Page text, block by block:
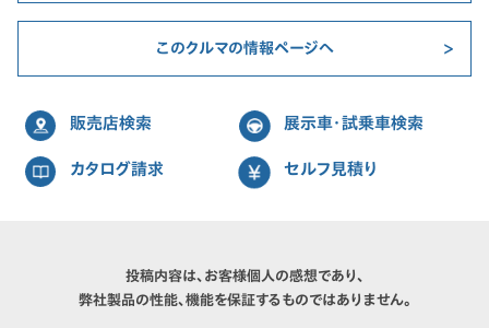
このクルマの情報ページへ
販売店検索 展示車・試乗車検索
カタログ請求 セルフ見積り
投稿内容は、お客様個人の感想であり、
弊社製品の性能、機能を保証するものではありません。